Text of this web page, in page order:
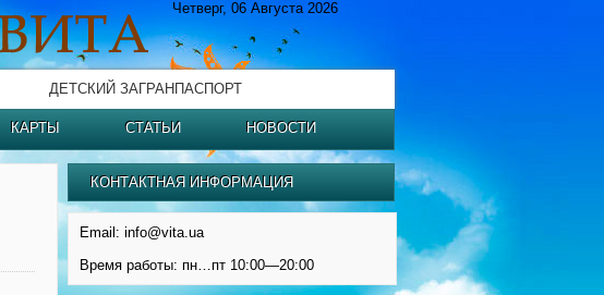
Четверг, 06 Августа 2026
ДЕТСКИЙ ЗАГРАНПАСПОРТ
КАРТЫ СТАТЬИ НОВОСТИ
КОНТАКТНАЯ ИНФОРМАЦИЯ
Email: info@vita.ua
Время работы: пн…пт 10:00—20:00